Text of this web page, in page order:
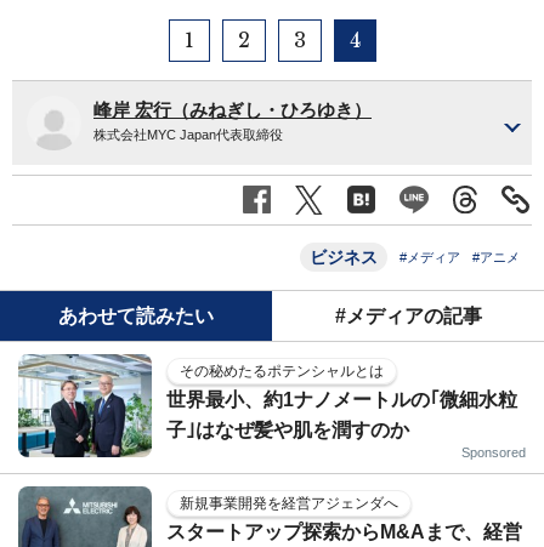
1 2 3 4
峰岸 宏行（みねぎし・ひろゆき）
株式会社MYC Japan代表取締役
ビジネス #メディア #アニメ
あわせて読みたい #メディアの記事
その秘めたるポテンシャルとは
世界最小、約1ナノメートルの｢微細水粒
子｣はなぜ髪や肌を潤すのか
Sponsored
新規事業開発を経営アジェンダへ
スタートアップ探索からM&Aまで、経営